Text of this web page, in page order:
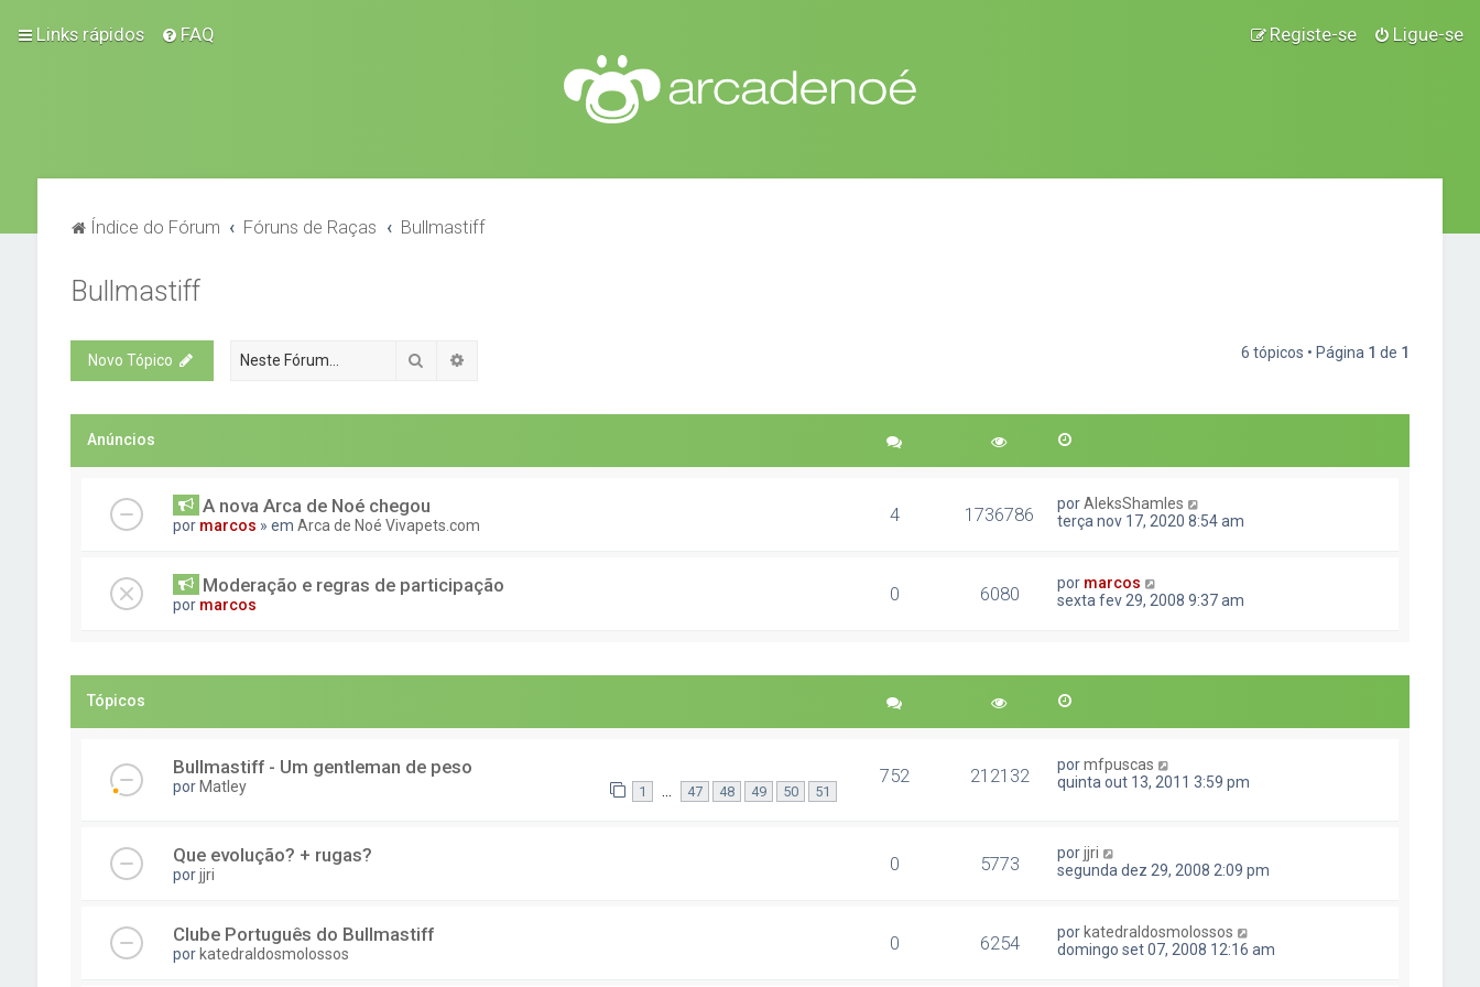
Links rápidos FAQ Ligue-se
Registe-se
Índice do Fórum Fóruns de Raças Bullmastiff
Bullmastiff
Novo Tópico Pesquisar 6 tópicos • Página 1 de 1
Anúncios
A nova Arca de Noé chegou
por marcos » em Arca de Noé Vivapets.com 4 1736786 porAleksShamles
terça nov 17, 2020 8:54 am
Moderação e regras de participação
por marcos 0 6080 por marcos
sexta fev 29, 2008 9:37 am
Tópicos
Bullmastiff - Um gentleman de peso
por Matley 1 ... 47 48 49 50 51
752 212132 pormfpuscas
quinta out 13, 2011 3:59 pm
Que evolução? + rugas?
porjjri 0 5773 porjjri
segunda dez 29, 2008 2:09 pm
Clube Português do Bullmastiff
por katedraldosmolossos 0 6254 por katedraldosmolossos
domingo set 07, 2008 12:16 am